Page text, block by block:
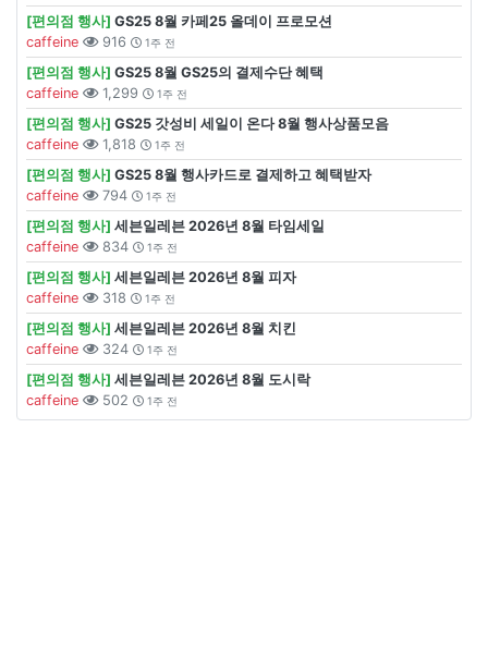
[편의점 행사] GS25 8월 카페25 올데이 프로모션
caffeine
916 1주 전
[편의점 행사] GS25 8월 GS25의 결제수단 혜택
caffeine
1,299 1주 전
[편의점 행사] GS25 갓성비 세일이 온다 8월 행사상품모음
caffeine
1,818 1주 전
[편의점 행사] GS25 8월 행사카드로 결제하고 혜택받자
caffeine
794 1주 전
[편의점 행사] 세븐일레븐 2026년 8월 타임세일
caffeine
834 1주 전
[편의점 행사] 세븐일레븐 2026년 8월 피자
caffeine
318 1주 전
[편의점 행사] 세븐일레븐 2026년 8월 치킨
caffeine
324 1주 전
[편의점 행사] 세븐일레븐 2026년 8월 도시락
caffeine
502 1주 전